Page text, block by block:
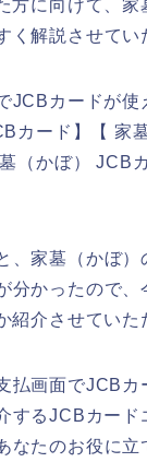
方に向けて、
解説させてい
JCBカードが
カード】【
（かぼ） JCB
、家墓（かぼ
分かったので
介させていた
払画面でJCB
するJCBカー
たのお役に立